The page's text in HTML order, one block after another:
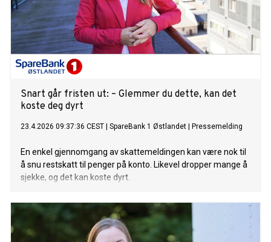
Snart går fristen ut: – Glemmer du dette, kan det
koste deg dyrt
23.4.2026 09:37:36 CEST SpareBank 1 Østlandet Pressemelding
En enkel gjennomgang av skattemeldingen kan være nok til
å snu restskatt til penger på konto. Likevel dropper mange å
sjekke, og det kan koste dyrt.